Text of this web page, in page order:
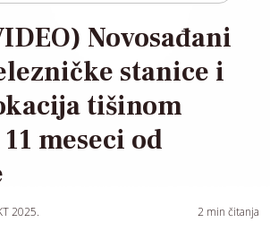
Novosađani
stanice i
tišinom
meseci od
2025. 2 min čitanja